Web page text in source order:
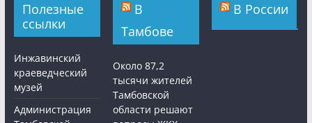
Полезные
ссылки
Инжавинский
краеведческий
музей
Администрация
В
Тамбове
Около 87,2
тысячи жителей
Тамбовской
области решают
В России